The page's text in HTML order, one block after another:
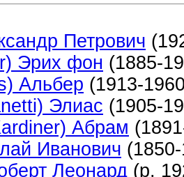
Петрович
Эрих фон (1885-
Альбер (1913-
Элиас (1905-
Абрам
Иванович
Леонард (р.